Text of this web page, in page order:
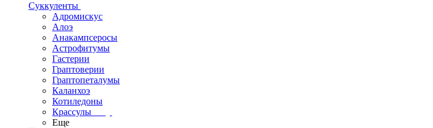
Суккуленты
Адромискус
Алоэ
Анакампсеросы
Астрофитумы
Гастерии
Граптоверии
Граптопеталумы
Каланхоэ
Котиледоны
Крассулы
Еще